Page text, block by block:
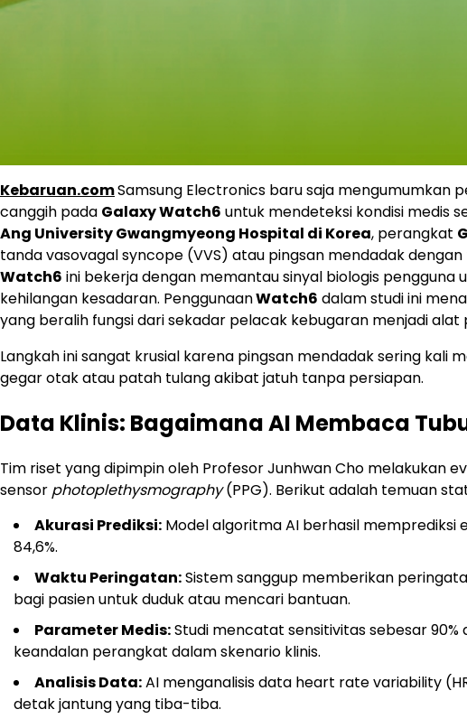
Kebaruan.comSamsung Electronics baru saja mengumumkan
canggih pada Galaxy Watch6 untuk mendeteksi kondisi medis
Ang University Gwangmyeong Hospital di Korea, perangkat
tanda vasovagal syncope (VVS) atau pingsan mendadak
Watch6 ini bekerja dengan memantau sinyal biologis
kehilangan kesadaran. PenggunaanWatch6 dalam studi ini
yang beralih fungsi dari sekadar pelacak kebugaran menjadi
Langkah ini sangat krusial karena pingsan mendadak sering kali
gegar otak atau patah tulang akibat jatuh tanpa persiapan.
Data Klinis: Bagaimana AI Membaca
Tim riset yang dipimpin oleh Profesor Junhwan Cho melakukan
sensor photoplethysmography(PPG). Berikut adalah temuan
Akurasi Prediksi: Model algoritma AI berhasil memprediksi
84,6%.
Waktu Peringatan:Sistem sanggup memberikan
bagi pasien untuk duduk atau mencari bantuan.
Parameter Medis:Studi mencatat sensitivitas sebesar 90%
keandalan perangkat dalam skenario klinis.
Analisis Data:AI menganalisis data heart rate variability
detak jantung yang tiba-tiba.